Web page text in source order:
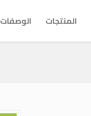
المنتجات الوصفات